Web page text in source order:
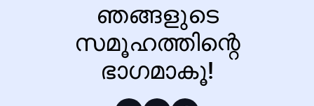
ഞങ്ങളുടെ
സമൂഹത്തിന്റെ
ഭാഗമാകൂ!